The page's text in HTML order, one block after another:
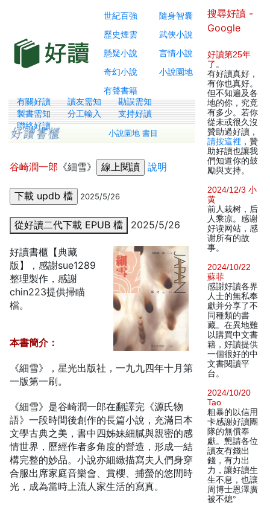
世紀百強
隨身智囊
歷史煙雲
武俠小說
懸疑小說
言情小說
奇幻小說
小說園地
有聲書籍
有關好讀 讀友需知
勘誤需知
製書需知
分工輸入
支持好讀
聯絡好讀
小說園地 書目
谷崎潤一郎 《細雪》 說明
2025/5/26
從好讀二代下載 EPUB 檔 2025/5/26
好讀書櫃【典藏
版】，感謝sue1289
整理製作，感謝
chin223提供掃瞄
檔。
本書簡介：
《細雪》，星光出版社，一九九四年十月第
一版第一刷。
《細雪》是谷崎潤一郎在翻譯完《源氏物
語》一段時間後創作的長篇小說，充滿日本
文學古典之美，書中四姊妹細膩與親密的感
情世界，歷經作者多角度的營造，形成一結
構完整的妙品。小說亦細緻描寫夫人們身穿
合服出席家庭音樂會、賞櫻、捕螢的悠閒時
光，成為當時上流人家生活的寫真。
搜尋好讀 -
Google
好讀第25年
了 。
有好讀真好，
有你也真好。
但不知遍及各
地的你，究竟
有多少。若你
從未或很久沒
贊助過好讀，
請按這裡 ，贊
助好讀也讓我
們知道你的鼓
勵與支持。
2024/12/3 小
黄
前人栽树，后
人乘凉。感谢
好读网站，感
谢所有的故
事。
2024/10/22
蘇菲
感謝好讀各界
人士的無私奉
獻并分享了不
同種類的書
藏。在異地難
以購買中文書
籍，好讀提供
一個很好的中
文書閱讀平
台。
2024/10/20
Tao
粗暴的以信用
卡感謝好讀團
隊的無償奉
獻。懇請各位
讀友有錢出
錢，有力出
力，讓好讀生
生不息，也讓
周博士恩澤廣
被不熄°